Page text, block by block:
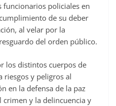
funcionarios policiales en
de su deber
al velar por la
del orden público.
los distintos cuerpos de
riesgos y peligros al
en la defensa de la paz
crimen y la delincuencia y